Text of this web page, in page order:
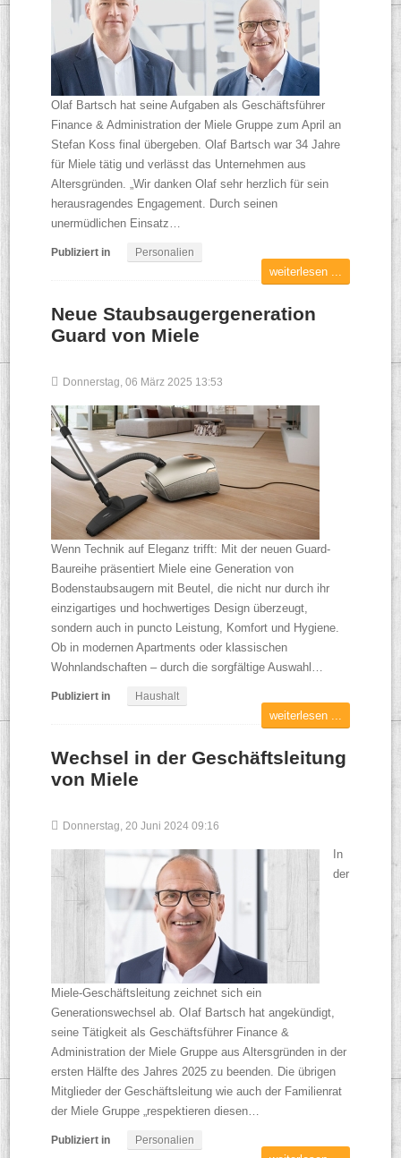
Olaf Bartsch hat seine Aufgaben als Geschäftsführer
Finance & Administration der Miele Gruppe zum April an
Stefan Koss final übergeben. Olaf Bartsch war 34 Jahre
für Miele tätig und verlässt das Unternehmen aus
Altersgründen. „Wir danken Olaf sehr herzlich für sein
herausragendes Engagement. Durch seinen
unermüdlichen Einsatz…
Publiziert in Personalien
weiterlesen ...
Neue Staubsaugergeneration
Guard von Miele
Donnerstag, 06 März 2025 13:53
Wenn Technik auf Eleganz trifft: Mit der neuen Guard-
Baureihe präsentiert Miele eine Generation von
Bodenstaubsaugern mit Beutel, die nicht nur durch ihr
einzigartiges und hochwertiges Design überzeugt,
sondern auch in puncto Leistung, Komfort und Hygiene.
Ob in modernen Apartments oder klassischen
Wohnlandschaften – durch die sorgfältige Auswahl…
Publiziert in Haushalt
weiterlesen ...
Wechsel in der Geschäftsleitung
von Miele
Donnerstag, 20 Juni 2024 09:16
In
der
Miele-Geschäftsleitung zeichnet sich ein
Generationswechsel ab. OIaf Bartsch hat angekündigt,
seine Tätigkeit als Geschäftsführer Finance &
Administration der Miele Gruppe aus Altersgründen in der
ersten Hälfte des Jahres 2025 zu beenden. Die übrigen
Mitglieder der Geschäftsleitung wie auch der Familienrat
der Miele Gruppe „respektieren diesen…
Publiziert in Personalien